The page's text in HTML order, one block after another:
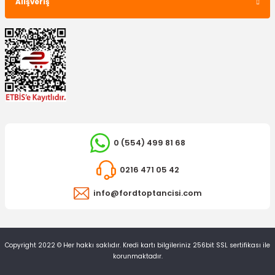
Triger Seti Focus C-Max 1.6 Motor Benzinli
2.750,00 TL
0 (554) 499 81 68
0216 471 05 42
info@fordtoptancisi.com
Copyright 2022 © Her hakkı saklıdır. Kredi kartı bilgileriniz 256bit SSL sertifikası ile
korunmaktadır.